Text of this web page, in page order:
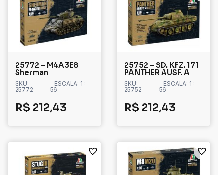
25772 – M4A3E8
Sherman
SKU:
25772
- ESCALA: 1 :
56
R$ 212,43
25752 – SD. KFZ. 171
PANTHER AUSF. A
SKU:
25752
- ESCALA: 1 :
56
R$ 212,43